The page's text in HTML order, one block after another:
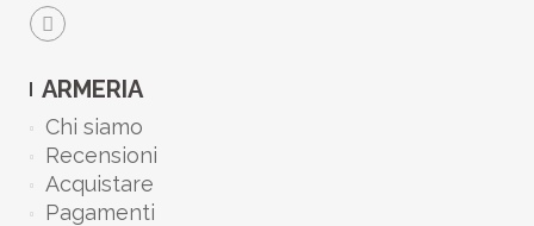
ARMERIA
Chi siamo
Recensioni
Acquistare
Pagamenti